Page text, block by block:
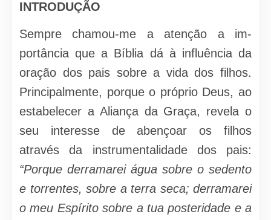
INTRODUÇÃO
Sempre chamou-me a atenção a im­
portância que a Bíblia dá à influência da
oração dos pais sobre a vida dos filhos.
Principalmente, porque o próprio Deus, ao
estabelecer a Aliança da Graça, re­vela o
seu interesse de abençoar os fi­lhos
através da instrumentalidade dos pais:
“Porque derramarei água sobre o sedento
e torrentes, sobre a terra seca; derramarei
o meu Espírito sobre a tua posteridade e a